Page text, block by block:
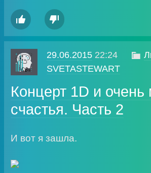
 
29.06.201522:24 
SVETASTEWART
Концерт 1D и очень
счастья. Часть 2
И вот я зашла.